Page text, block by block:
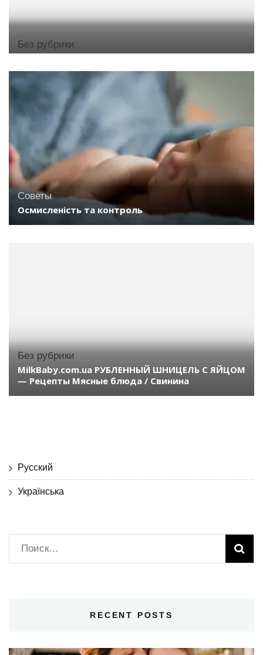
Без рубрики
Советы
Осмисленість та контроль
Без рубрики
MilkBaby.com.ua РУБЛЕННЫЙ ШНИЦЕЛЬ С ЯЙЦОМ
— Рецепты Мясные блюда / Свинина
Русский
Українська
Найти:
RECENT POSTS